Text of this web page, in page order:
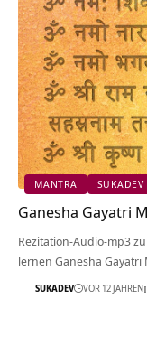
MANTRA SUKADEV
Ganesha Gayatri
Rezitation-Audio-mp3
lernen Ganesha
SUKADEV VOR 12 JAHREN